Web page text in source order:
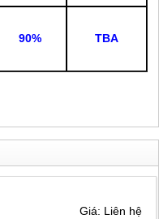
90% TBA
Giá: Liên hệ